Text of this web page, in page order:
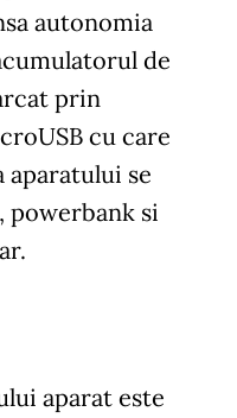
autonomia
de
prin
cu care
aparatului se
powerbank si
aparat este